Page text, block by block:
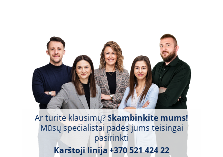
Ar turite klausimų?Skambinkite mums!
Mūsų specialistai padės jums teisingai
pasirinkti
Karštoji linija +370 521 424 22